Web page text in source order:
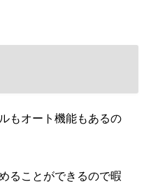
もオート機能もあるの
ることができるので暇